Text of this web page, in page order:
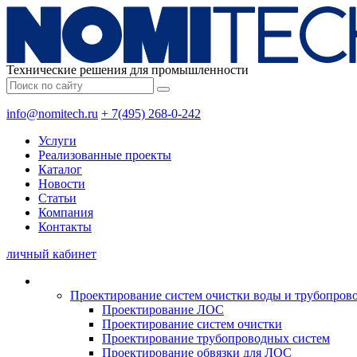
Технические решения для промышленности
info@nomitech.ru + 7(495) 268-0-242
Услуги
Реализованные проекты
Каталог
Новости
Статьи
Компания
Контакты
личный кабинет
Проектирование систем очистки воды и
Проектирование ЛОС
Проектирование систем очистки
Проектирование трубопроводных систем
Проектирование обвязки для ЛОС